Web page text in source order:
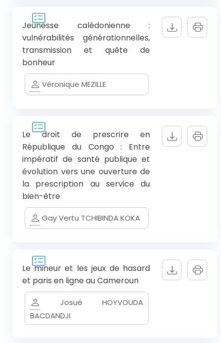
Jeunesse calédonienne :
vulnérabilités générationnelles,
transmission et quête de
bonheur
Véronique MEZILLE
Le droit de prescrire en
République du Congo : Entre
impératif de santé publique et
évolution vers une ouverture de
la prescription au service du
bien-être
Gay Vertu TCHIBINDA KOKA
Le mineur et les jeux de hasard
et paris en ligne au Cameroun
Josué HOYVOUDA
BACDANDJI